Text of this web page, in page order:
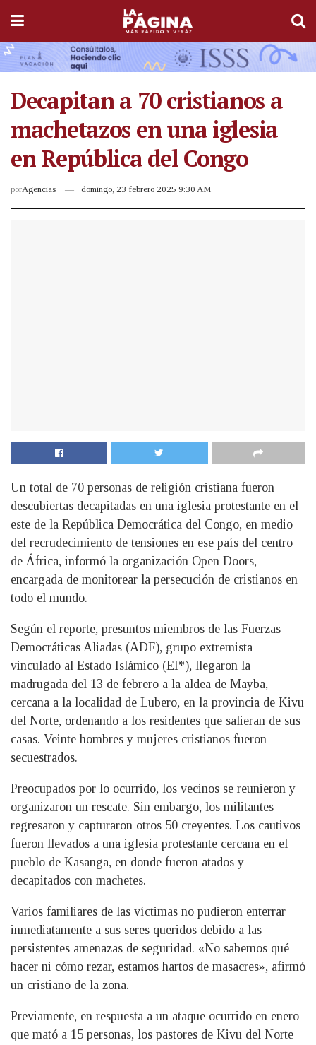
Decapitan a 70 cristianos a
machetazos en una iglesia
en República del Congo
porAgencias domingo, 23 febrero 2025 9:30 AM
Un total de 70 personas de religión cristiana fueron
descubiertas decapitadas en una iglesia protestante en el
este de la República Democrática del Congo, en medio
del recrudecimiento de tensiones en ese país del centro
de África, informó la organización Open Doors,
encargada de monitorear la persecución de cristianos en
todo el mundo.
Según el reporte, presuntos miembros de las Fuerzas
Democráticas Aliadas (ADF), grupo extremista
vinculado al Estado Islámico (EI*), llegaron la
madrugada del 13 de febrero a la aldea de Mayba,
cercana a la localidad de Lubero, en la provincia de Kivu
del Norte, ordenando a los residentes que salieran de sus
casas. Veinte hombres y mujeres cristianos fueron
secuestrados.
Preocupados por lo ocurrido, los vecinos se reunieron y
organizaron un rescate. Sin embargo, los militantes
regresaron y capturaron otros 50 creyentes. Los cautivos
fueron llevados a una iglesia protestante cercana en el
pueblo de Kasanga, en donde fueron atados y
decapitados con machetes.
Varios familiares de las víctimas no pudieron enterrar
inmediatamente a sus seres queridos debido a las
persistentes amenazas de seguridad. «No sabemos qué
hacer ni cómo rezar, estamos hartos de masacres», afirmó
un cristiano de la zona.
Previamente, en respuesta a un ataque ocurrido en enero
que mató a 15 personas, los pastores de Kivu del Norte